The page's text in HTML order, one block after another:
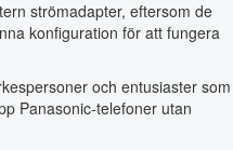
strömadapter, eftersom de
konfiguration för att fungera
och entusiaster som
Panasonic-telefoner utan